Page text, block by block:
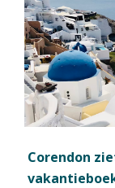
Corendon